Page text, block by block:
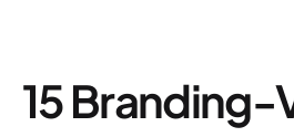
15 Branding-